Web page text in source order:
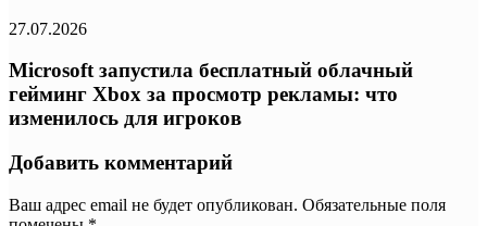
27.07.2026
Microsoft запустила бесплатный облачный
гейминг Xbox за просмотр рекламы: что
изменилось для игроков
Добавить комментарий
Ваш адрес email не будет опубликован. Обязательные поля